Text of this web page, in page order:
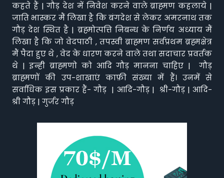
कहते हैं | गौड़ देश में निवेश करने वाले ब्राह्मण कहलाये |
जाति भास्कर मैं लिखा है कि बंगदेश से लेकर अमरनाथ तक
गौड़ देश स्थित है | ब्रह्मोत्पत्ति निबन्ध के निर्णय अध्याय मैं
लिखा है कि जो वेदपाठी , तपस्वी ब्राह्मण सर्वप्रथम ब्रह्मक्षेत्र
मैं पैदा हुए थे , वेद के धारण करने वाले तथा सदाचार प्रवर्तक
थे | इन्ही ब्राह्मणो को आदि गौड़ मानना चाहिए | गौड़
ब्राह्मणों की उप-शाखाएं काफ़ी संख्या में हैं। उनमें से
सर्वाधिक इस प्रकार हैं- गौड़ | आदि-गौड़ | श्री-गौड़ | आदि-
श्री गौड़ | गुर्जर गौड़